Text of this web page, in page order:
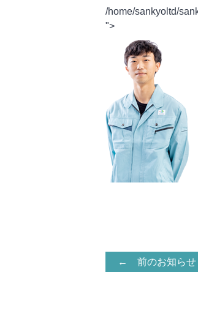
/home/sankyoltd/
">
← 前のお知らせ